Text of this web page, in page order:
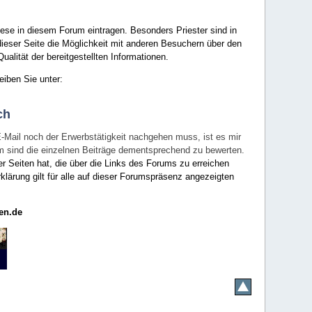
in diesem Forum eintragen. Besonders Priester sind in
Seite die Möglichkeit mit anderen Besuchern über den
der bereitgestellten Informationen.
Sie unter:
noch der Erwerbstätigkeit nachgehen muss, ist es mir
die einzelnen Beiträge dementsprechend zu bewerten.
Seiten hat, die über die Links des Forums zu erreichen
gilt für alle auf dieser Forumspräsenz angezeigten